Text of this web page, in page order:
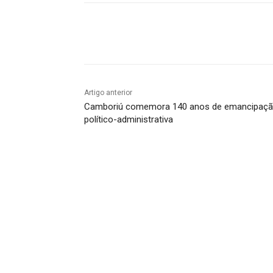
Artigo anterior
Camboriú comemora 140 anos de
político-administrativa